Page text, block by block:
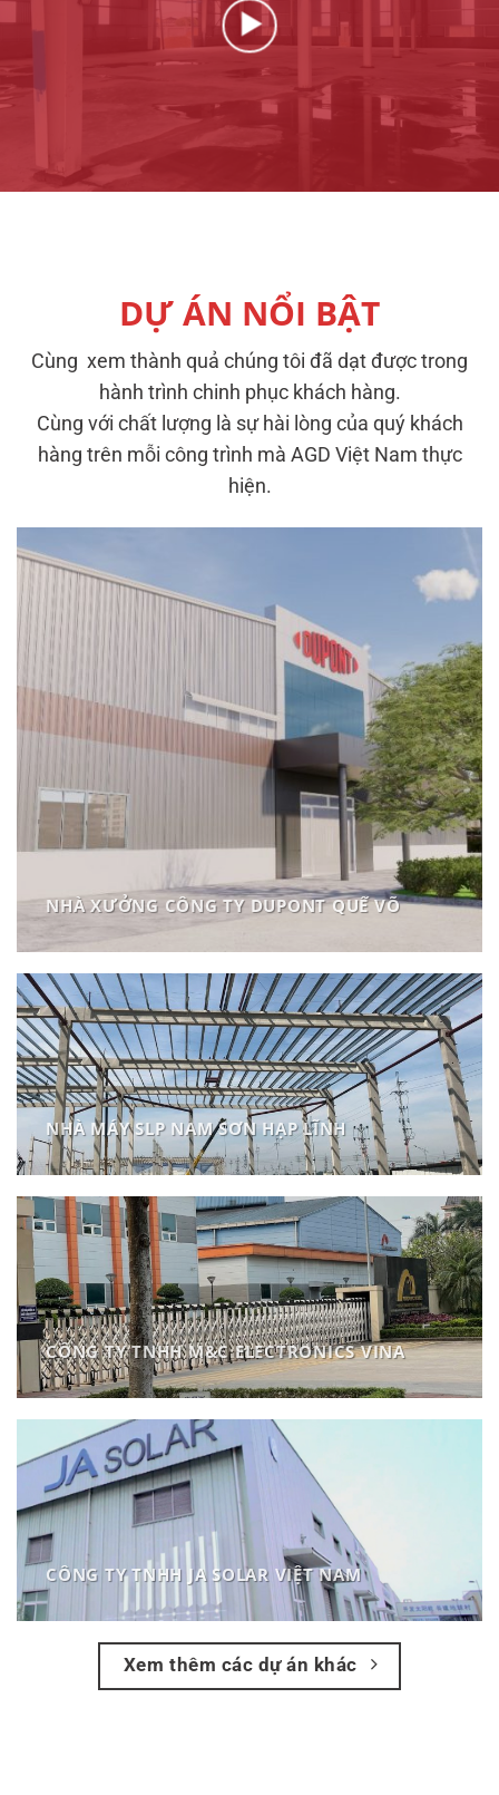
DỰ ÁN NỔI BẬT
Cùng xem thành quả chúng tôi đã dạt được trong
hành trình chinh phục khách hàng.
Cùng với chất lượng là sự hài lòng của quý khách
hàng trên mỗi công trình mà AGD Việt Nam thực
hiện.
NHÀ XƯỞNG CÔNG TY DUPONT QUẾ VÕ
NHÀ MÁY SLP NAM SƠN HẠP LĨNH
CÔNG TY TNHH M&C ELECTRONICS VINA
CÔNG TY TNHH JA SOLAR VIỆT NAM
Xem thêm các dự án khác